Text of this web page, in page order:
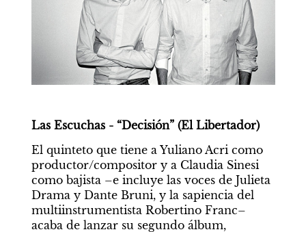
Las Escuchas - “Decisión” (El Libertador)
El quinteto que tiene a Yuliano Acri como
productor/compositor y a Claudia Sinesi
como bajista –e incluye las voces de Julieta
Drama y Dante Bruni, y la sapiencia del
multiinstrumentista Robertino Franc–